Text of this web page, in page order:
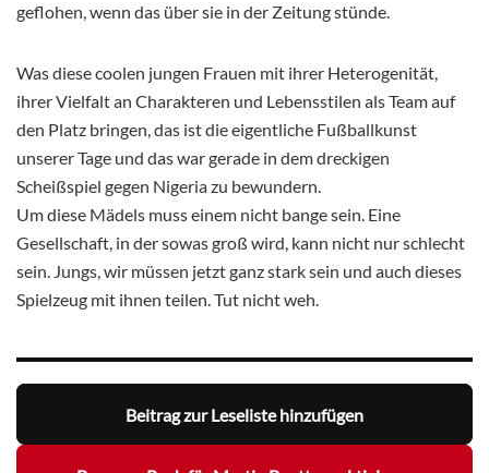
geflohen, wenn das über sie in der Zeitung stünde.
Was diese coolen jungen Frauen mit ihrer Heterogenität,
ihrer Vielfalt an Charakteren und Lebensstilen als Team auf
den Platz bringen, das ist die eigentliche Fußballkunst
unserer Tage und das war gerade in dem dreckigen
Scheißspiel gegen Nigeria zu bewundern.
Um diese Mädels muss einem nicht bange sein. Eine
Gesellschaft, in der sowas groß wird, kann nicht nur schlecht
sein. Jungs, wir müssen jetzt ganz stark sein und auch dieses
Spielzeug mit ihnen teilen. Tut nicht weh.
Beitrag zur Leseliste hinzufügen